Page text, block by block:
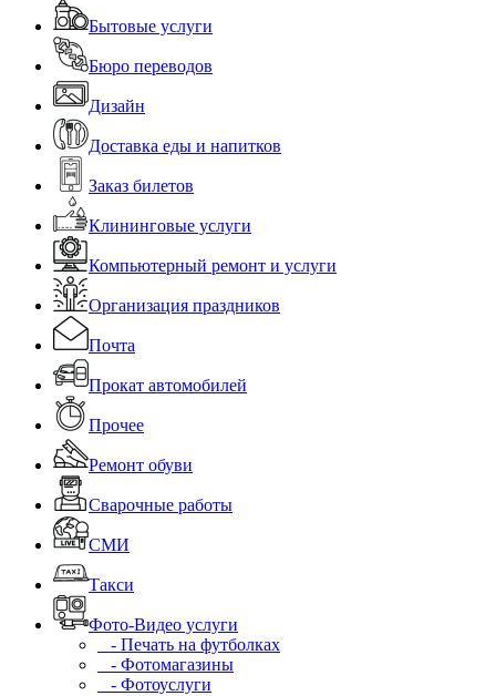
Бытовые услуги
Бюро переводов
Дизайн
Доставка еды и напитков
Заказ билетов
Клининговые услуги
Компьютерный ремонт и услуги
Организация праздников
Почта
Прокат автомобилей
Прочее
Ремонт обуви
Сварочные работы
СМИ
Такси
Фото-Видео услуги
- Печать на футболках
- Фотомагазины
- Фотоуслуги